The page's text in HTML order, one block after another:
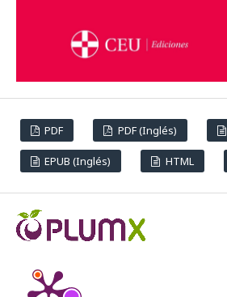
PDF PDF (Inglés)
EPUB (Inglés) HTML